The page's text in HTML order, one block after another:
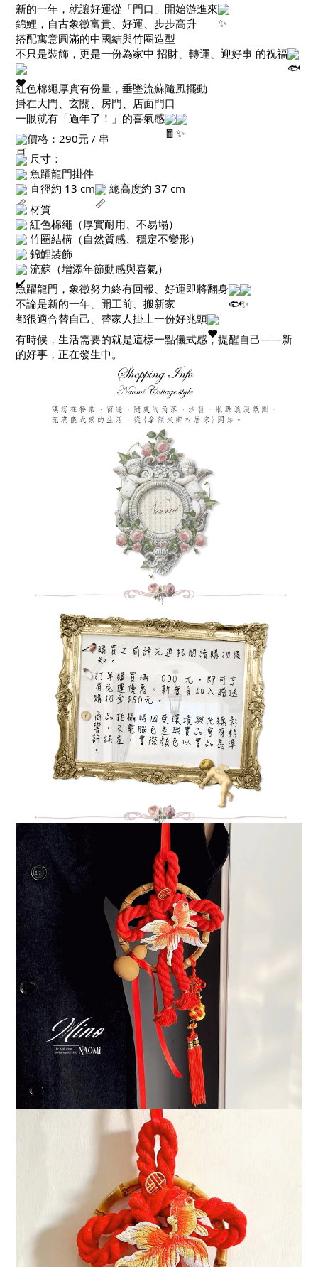
新的一年，就讓好運從「門口」開始游進來
錦鯉，自古象徵富貴、好運、步步高升
搭配寓意圓滿的中國結與竹圈造型
不只是裝飾，更是一份為家中 招財、轉運、迎好事 的祝福
紅色棉繩厚實有份量，垂墜流蘇隨風擺動
掛在大門、玄關、房門、店面門口
一眼就有「過年了！」的喜氣感
價格：290元 / 串
尺寸：
魚躍龍門掛件
直徑約 13 cm
總高度約 37 cm
材質
紅色棉繩（厚實耐用、不易塌）
竹圈結構（自然質感、穩定不變形）
錦鯉裝飾
流蘇（增添年節動感與喜氣）
魚躍龍門，象徵努力終有回報、好運即將翻身
不論是新的一年、開工前、搬新家
都很適合替自己、替家人掛上一份好兆頭
有時候，生活需要的就是這樣一點儀式感，提醒自己——新
的好事，正在發生中。